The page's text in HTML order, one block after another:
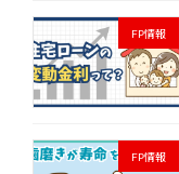
FP情報
FP情報